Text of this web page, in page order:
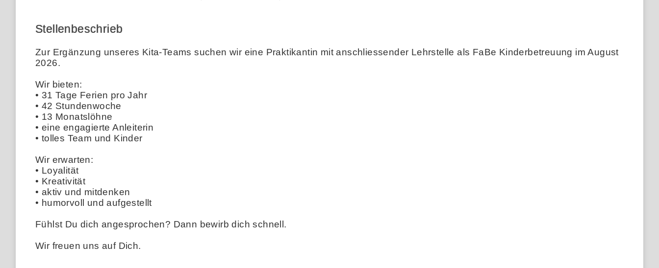
Stellenbeschrieb
Zur Ergänzung unseres Kita-Teams suchen wir eine Praktikantin mit anschliessender Lehrstelle als FaBe Kinderbetreuung im August
2026.
Wir bieten:
• 31 Tage Ferien pro Jahr
• 42 Stundenwoche
• 13 Monatslöhne
• eine engagierte Anleiterin
• tolles Team und Kinder
Wir erwarten:
• Loyalität
• Kreativität
• aktiv und mitdenken
• humorvoll und aufgestellt
Fühlst Du dich angesprochen? Dann bewirb dich schnell.
Wir freuen uns auf Dich.